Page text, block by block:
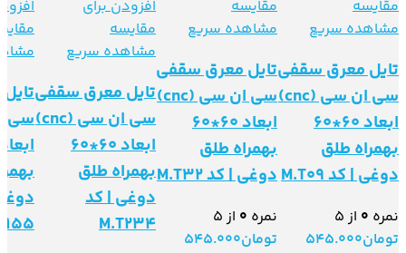
مقایسه
مشاهده سریع
تایل معرق سقفی
سی ان سی (cnc)
ابعاد 60*60
بهمراه طلق
دوغی | کد M.T09
نمره 0 از 5
تومان545.000
مقایسه
مشاهده سریع
تایل معرق سقفی
سی ان سی (cnc)
ابعاد 60*60
بهمراه طلق
دوغی | کد M.T32
نمره 0 از 5
تومان545.000
افزودن برای
مقایسه
مشاهده سریع
تایل معرق سقفی
سی ان سی (cnc)
ابعاد 60*60
بهمراه طلق
دوغی | کد
M.T234